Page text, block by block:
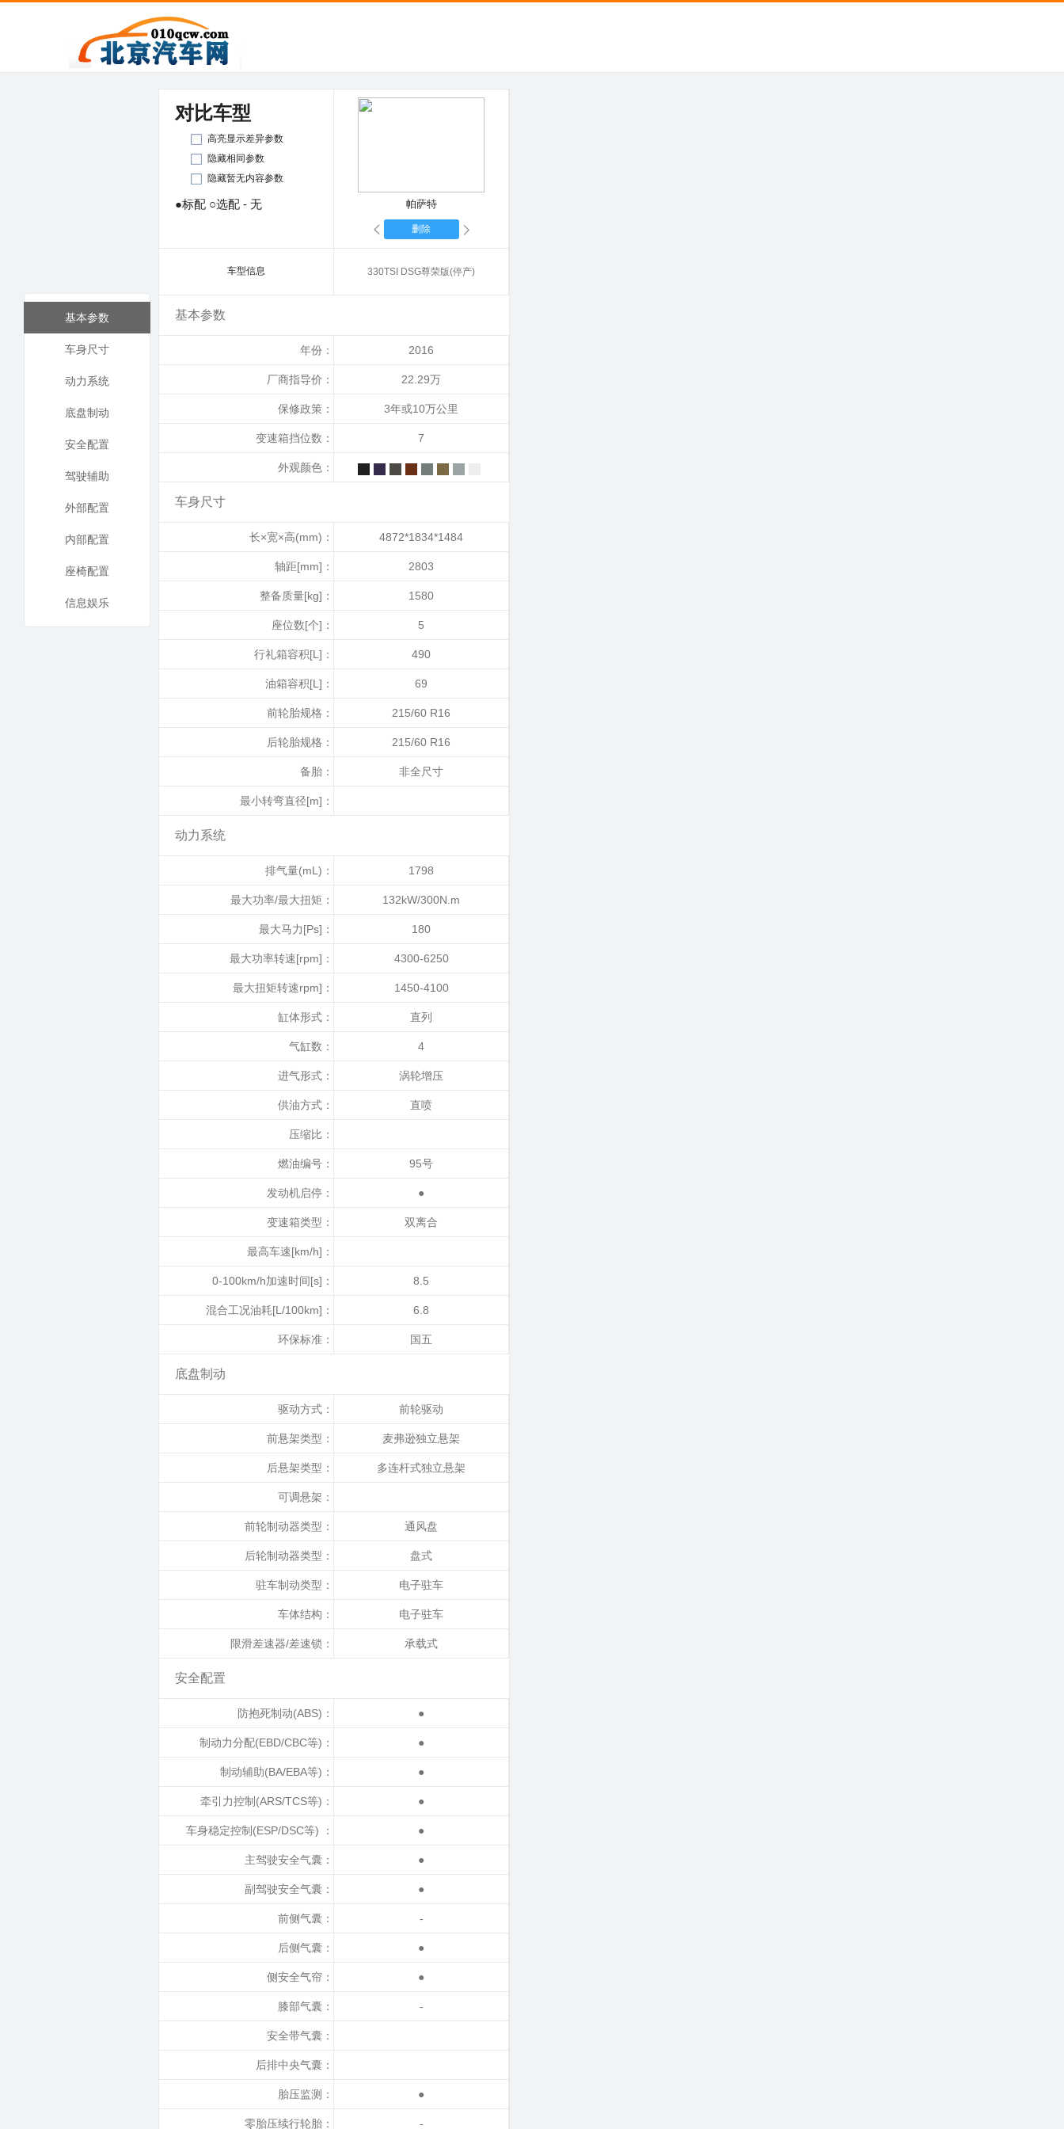
对比车型
高亮显示差异参数
隐藏相同参数
隐藏暂无内容参数
●标配 ○选配 - 无 帕萨特
删除
车型信息 330TSI DSG尊荣版(停产)
基本参数
年份： 2016
厂商指导价： 22.29万
保修政策： 3年或10万公里
变速箱挡位数： 7
外观颜色：
车身尺寸
长×宽×高(mm)： 4872*1834*1484
轴距[mm]： 2803
整备质量[kg]： 1580
座位数[个]： 5
行礼箱容积[L]： 490
油箱容积[L]： 69
前轮胎规格： 215/60 R16
后轮胎规格： 215/60 R16
备胎： 非全尺寸
最小转弯直径[m]：
动力系统
排气量(mL)： 1798
最大功率/最大扭矩： 132kW/300N.m
最大马力[Ps]： 180
最大功率转速[rpm]： 4300-6250
最大扭矩转速rpm]： 1450-4100
缸体形式： 直列
气缸数： 4
进气形式： 涡轮增压
供油方式： 直喷
压缩比：
燃油编号： 95号
发动机启停： ●
变速箱类型： 双离合
最高车速[km/h]：
0-100km/h加速时间[s]： 8.5
混合工况油耗[L/100km]： 6.8
环保标准： 国五
底盘制动
驱动方式： 前轮驱动
前悬架类型： 麦弗逊独立悬架
后悬架类型： 多连杆式独立悬架
可调悬架：
前轮制动器类型： 通风盘
后轮制动器类型： 盘式
驻车制动类型： 电子驻车
车体结构： 电子驻车
限滑差速器/差速锁： 承载式
安全配置
防抱死制动(ABS)： ●
制动力分配(EBD/CBC等)： ●
制动辅助(BA/EBA等)： ●
牵引力控制(ARS/TCS等)： ●
车身稳定控制(ESP/DSC等) ： ●
主驾驶安全气囊： ●
副驾驶安全气囊： ●
前侧气囊： -
后侧气囊： ●
侧安全气帘： ●
膝部气囊： -
安全带气囊：
后排中央气囊：
胎压监测： ●
零胎压续行轮胎： -
基本参数
车身尺寸
动力系统
底盘制动
安全配置
驾驶辅助
外部配置
内部配置
座椅配置
信息娱乐